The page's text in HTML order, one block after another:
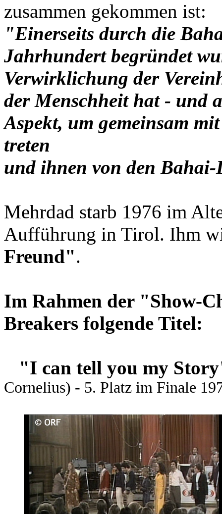
zusammen gekommen ist:
"Einerseits durch die
Jahrhundert begründet
Verwirklichung der
der Menschheit hat - und
Aspekt, um gemeinsam
treten
und ihnen von den
Mehrdad starb 1976 im
Aufführung in Tirol. Ihm
Freund".
Im Rahmen der "Show-
Breakers folgende Titel:
"I can tell you my
Cornelius) - 5. Platz im Finale